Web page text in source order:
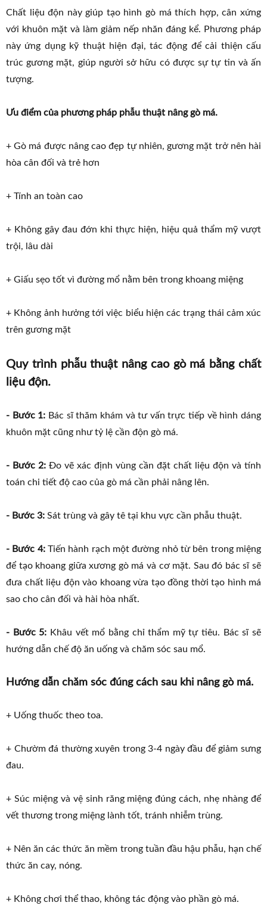
Chất liệu độn này giúp tạo hình gò má thích hợp, cân xứng
với khuôn mặt và làm giảm nếp nhăn đáng kể. Phương pháp
này ứng dụng kỹ thuật hiện đại, tác động để cải thiện cấu
trúc gương mặt, giúp người sở hữu có được sự tự tin và ấn
tượng.
Ưu điểm của phương pháp phẫu thuật nâng gò má.
+ Gò má được nâng cao đẹp tự nhiên, gương mặt trở nên hài
hòa cân đối và trẻ hơn
+ Tính an toàn cao
+ Không gây đau đớn khi thực hiện, hiệu quả thẩm mỹ vượt
trội, lâu dài
+ Giấu sẹo tốt vì đường mổ nằm bên trong khoang miệng
+ Không ảnh hưởng tới việc biểu hiện các trạng thái cảm xúc
trên gương mặt
Quy trình phẫu thuật nâng cao gò má bằng chất
liệu độn.
- Bước 1: Bác sĩ thăm khám và tư vấn trực tiếp về hình dáng
khuôn mặt cũng như tỷ lệ cần độn gò má.
- Bước 2: Đo vẽ xác định vùng cần đặt chất liệu độn và tính
toán chi tiết độ cao của gò má cần phải nâng lên.
- Bước 3: Sát trùng và gây tê tại khu vực cần phẫu thuật.
- Bước 4:Tiến hành rạch một đường nhỏ từ bên trong miệng
để tạo khoang giữa xương gò má và cơ mặt. Sau đó bác sĩ sẽ
đưa chất liệu độn vào khoang vừa tạo đồng thời tạo hình má
sao cho cân đối và hài hòa nhất.
- Bước 5: Khâu vết mổ bằng chỉ thẩm mỹ tự tiêu. Bác sĩ sẽ
hướng dẫn chế độ ăn uống và chăm sóc sau mổ.
Hướng dẫn chăm sóc đúng cách sau khi nâng gò má.
+ Uống thuốc theo toa.
+ Chườm đá thường xuyên trong 3-4 ngày đầu để giảm sưng
đau.
+ Súc miệng và vệ sinh răng miệng đúng cách, nhẹ nhàng để
vết thương trong miệng lành tốt, tránh nhiễm trùng.
+ Nên ăn các thức ăn mềm trong tuần đầu hậu phẫu, hạn chế
thức ăn cay, nóng.
+ Không chơi thể thao, không tác động vào phần gò má.